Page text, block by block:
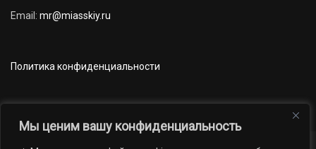
Мы ценим вашу конфиденциальность
Email: mr@miasskiy.ru
Политика конфиденциальности